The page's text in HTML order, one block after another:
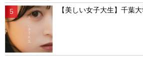
【美しい女子大生】千葉